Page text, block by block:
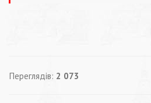
Переглядів: 2 073